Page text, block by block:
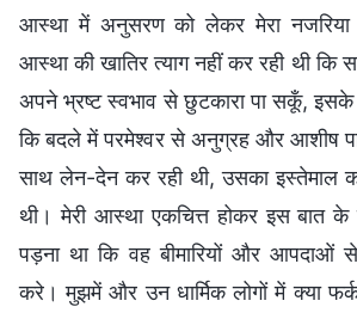
आस्था में अनुसरण को लेकर मेरा
आस्था की खातिर त्याग नहीं कर रही थी
अपने भ्रष्ट स्वभाव से छुटकारा पा सकूँ,
कि बदले में परमेश्वर से अनुग्रह और आशीष
साथ लेन-देन कर रही थी, उसका इस्तेमाल
थी। मेरी आस्था एकचित्त होकर इस बात के
पड़ना था कि वह बीमारियों और आपदाओं से
करे। मुझमें और उन धार्मिक लोगों में क्या